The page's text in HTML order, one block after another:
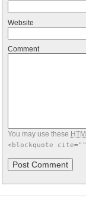
Website
Comment
You may use these
<blockquote